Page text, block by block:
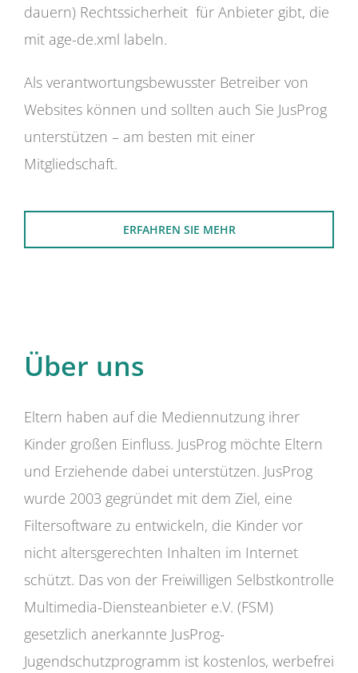
dauern) Rechtssicherheit für Anbieter gibt, die
mit age-de.xml labeln.
Als verantwortungsbewusster Betreiber von
Websites können und sollten auch Sie JusProg
unterstützen – am besten mit einer
Mitgliedschaft.
ERFAHREN SIE MEHR
Über uns
Eltern haben auf die Mediennutzung ihrer
Kinder großen Einfluss. JusProg möchte Eltern
und Erziehende dabei unterstützen. JusProg
wurde 2003 gegründet mit dem Ziel, eine
Filtersoftware zu entwickeln, die Kinder vor
nicht altersgerechten Inhalten im Internet
schützt. Das von der Freiwilligen Selbstkontrolle
Multimedia-Diensteanbieter e.V. (FSM)
gesetzlich anerkannte JusProg-
Jugendschutzprogramm ist kostenlos, werbefrei